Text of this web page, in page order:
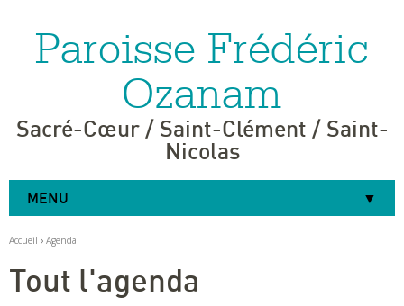
navigation
personnelsParoisse Frédéric
Ozanam
Sacré-Cœur / Saint-Clément / Saint-
Nicolas
MENU
Accueil › Agenda
Tout l'agenda